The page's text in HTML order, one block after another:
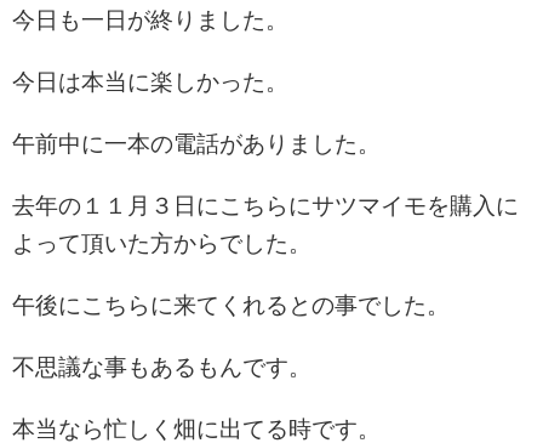
今日も一日が終りました。
今日は本当に楽しかった。
午前中に一本の電話がありました。
去年の１１月３日にこちらにサツマイモを購入に
よって頂いた方からでした。
午後にこちらに来てくれるとの事でした。
不思議な事もあるもんです。
本当なら忙しく畑に出てる時です。